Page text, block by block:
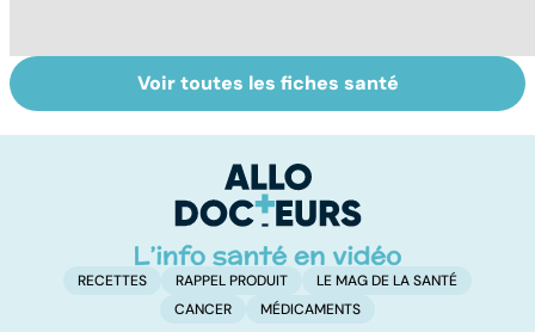
Le TDAH, un
trouble de
hyperactivité
Accident
vasculaire
également
touché
Voir toutes les fiches santé
RECETTES RAPPEL PRODUIT
LE MAG DE LA SANTÉ
CANCER
MÉDICAMENTS